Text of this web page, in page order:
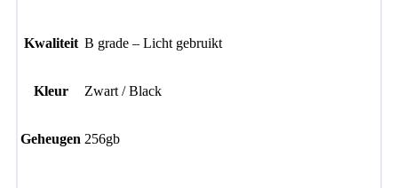
Kwaliteit B grade – Licht gebruikt
Kleur Zwart / Black
Geheugen 256gb